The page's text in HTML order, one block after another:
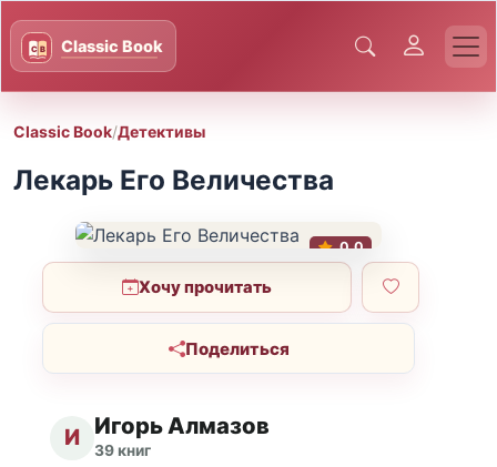
Classic Book/Детективы
Лекарь Его Величества
0.0
Хочу прочитать
Поделиться
И Игорь Алмазов
39 книг